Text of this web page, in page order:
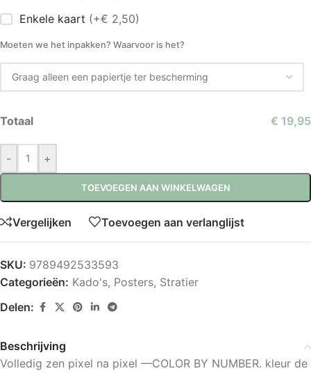
Enkele kaart (+€ 2,50)
Moeten we het inpakken? Waarvoor is het?
Totaal € 19,95
- +
TOEVOEGEN AAN WINKELWAGEN
Vergelijken Toevoegen aan verlanglijst
SKU: 9789492533593
Categorieën: Kado's, Posters, Stratier
Delen:
Beschrijving
Volledig zen pixel na pixel —COLOR BY NUMBER. kleur de